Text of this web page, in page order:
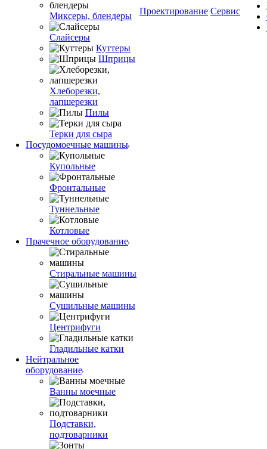
Миксеры, блендеры
Слайсеры
Куттеры
Шприцы
Хлеборезки,
лапшерезки
Пилы
Терки для сыра
Посудомоечные машины
Купольные
Фронтальные
Туннельные
Котловые
Прачечное оборудование
Стиральные машины
Сушильные машины
Центрифуги
Гладильные катки
Нейтральное
оборудование
Ванны моечные
Подставки,
подтоварники
Проектирование Сервис